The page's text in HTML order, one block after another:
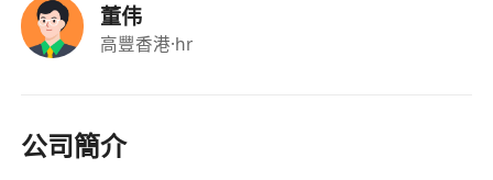
董伟
高豐香港·hr
公司簡介